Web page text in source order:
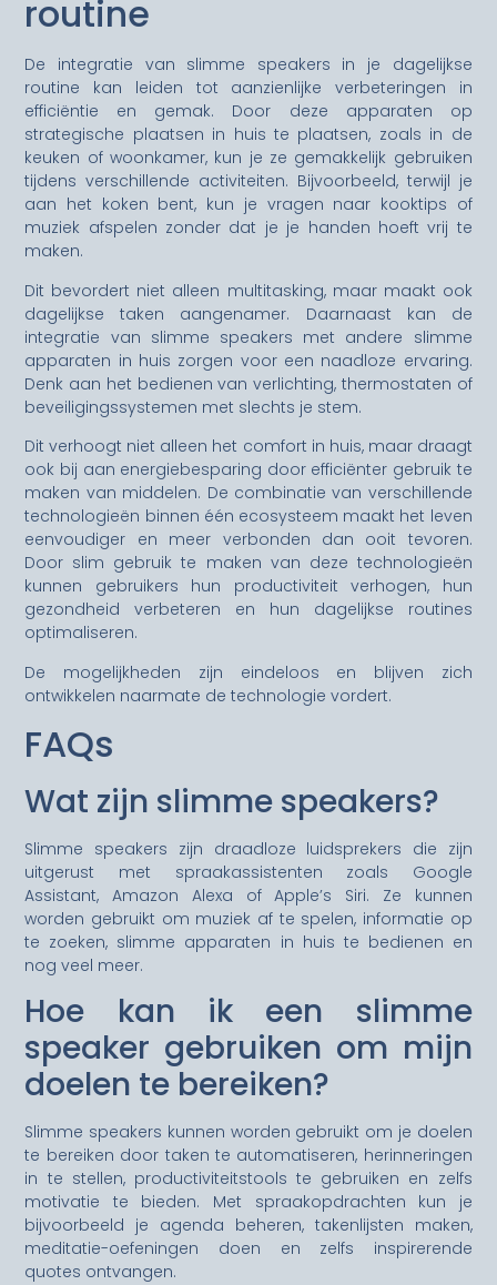
routine
De integratie van slimme speakers in je dagelijkse
routine kan leiden tot aanzienlijke verbeteringen in
efficiëntie en gemak. Door deze apparaten op
strategische plaatsen in huis te plaatsen, zoals in de
keuken of woonkamer, kun je ze gemakkelijk gebruiken
tijdens verschillende activiteiten. Bijvoorbeeld, terwijl je
aan het koken bent, kun je vragen naar kooktips of
muziek afspelen zonder dat je je handen hoeft vrij te
maken.
Dit bevordert niet alleen multitasking, maar maakt ook
dagelijkse taken aangenamer. Daarnaast kan de
integratie van slimme speakers met andere slimme
apparaten in huis zorgen voor een naadloze ervaring.
Denk aan het bedienen van verlichting, thermostaten of
beveiligingssystemen met slechts je stem.
Dit verhoogt niet alleen het comfort in huis, maar draagt
ook bij aan energiebesparing door efficiënter gebruik te
maken van middelen. De combinatie van verschillende
technologieën binnen één ecosysteem maakt het leven
eenvoudiger en meer verbonden dan ooit tevoren.
Door slim gebruik te maken van deze technologieën
kunnen gebruikers hun productiviteit verhogen, hun
gezondheid verbeteren en hun dagelijkse routines
optimaliseren.
De mogelijkheden zijn eindeloos en blijven zich
ontwikkelen naarmate de technologie vordert.
FAQs
Wat zijn slimme speakers?
Slimme speakers zijn draadloze luidsprekers die zijn
uitgerust met spraakassistenten zoals Google
Assistant, Amazon Alexa of Apple’s Siri. Ze kunnen
worden gebruikt om muziek af te spelen, informatie op
te zoeken, slimme apparaten in huis te bedienen en
nog veel meer.
Hoe kan ik een slimme
speaker gebruiken om mijn
doelen te bereiken?
Slimme speakers kunnen worden gebruikt om je doelen
te bereiken door taken te automatiseren, herinneringen
in te stellen, productiviteitstools te gebruiken en zelfs
motivatie te bieden. Met spraakopdrachten kun je
bijvoorbeeld je agenda beheren, takenlijsten maken,
meditatie-oefeningen doen en zelfs inspirerende
quotes ontvangen.